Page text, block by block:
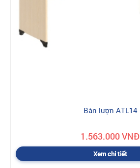
Bàn lượn ATL14
1.563.000 VNĐ
Xem chi tiết